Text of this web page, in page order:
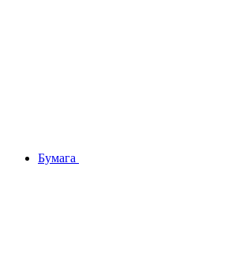
Бумага